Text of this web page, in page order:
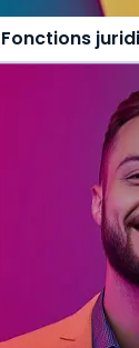
Fonctions
Des solutions
pensées pour
Une offre
vos missions au